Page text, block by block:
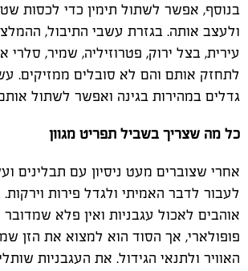
בנוסף, אפשר לשתול תימין כדי לכסות
ולעצב אותה. בגזרת עשבי התיבול,
עירית, בצל ירוק, פטרוזיליה, שמיר, סלרי
לתחזק אותם והם לא סובלים ממזיקים.
גדלים במהירות בגינה ואפשר לשתול
כל מה שצריך בשביל תפריט מגוון
אחרי שצוברים מעט ניסיון עם תבלינים
לעבור לדבר האמיתי ולגדל פירות
אוהבים לאכול עגבניות ואין פלא שמדובר
פופולארי, אך הסוד הוא למצוא את הזן
האוויר ולתנאי הגידול. את העגבניות